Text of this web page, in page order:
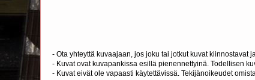
- Ota yhteyttä kuvaajaan, jos joku tai jotkut kuvat
- Kuvat ovat kuvapankissa esillä pienennettyinä. Todellisen
- Kuvat eivät ole vapaasti käytettävissä. Tekijänoikeudet